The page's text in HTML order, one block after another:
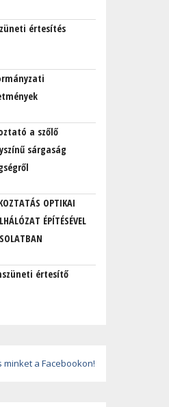
értesítés
a szőlő
sárgaság
OPTIKAI
ÉPÍTÉSÉVEL
értesítő
minket a Facebookon!